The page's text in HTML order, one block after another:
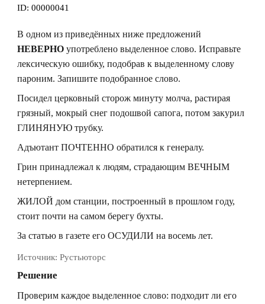
ID: 00000041
В одном из приведённых ниже предложений
НЕВЕРНО употреблено выделенное слово. Исправьте
лексическую ошибку, подобрав к выделенному слову
пароним. Запишите подобранное слово.
Посидел церковный сторож минуту молча, растирая
грязный, мокрый снег подошвой сапога, потом закурил
ГЛИНЯНУЮ трубку.
Адъютант ПОЧТЕННО обратился к генералу.
Грин принадлежал к людям, страдающим ВЕЧНЫМ
нетерпением.
ЖИЛОЙ дом станции, построенный в прошлом году,
стоит почти на самом берегу бухты.
За статью в газете его ОСУДИЛИ на восемь лет.
Источник: Рустьюторс
Решение
Проверим каждое выделенное слово: подходит ли его